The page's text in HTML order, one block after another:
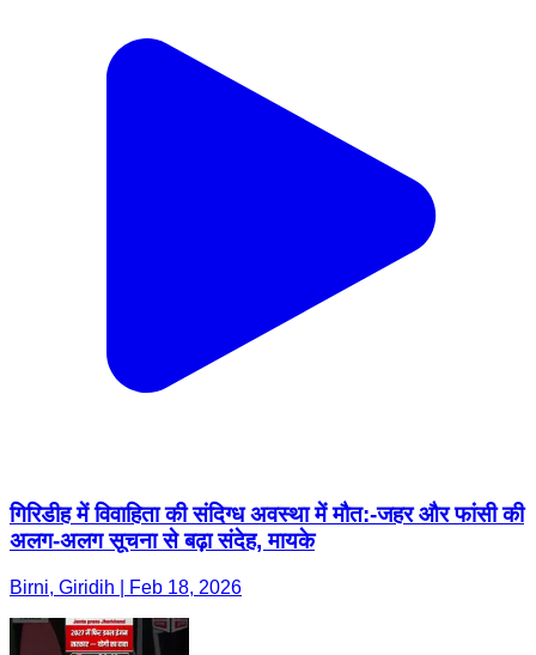
गिरिडीह में विवाहिता की संदिग्ध अवस्था में मौत:-जहर और फांसी की
अलग-अलग सूचना से बढ़ा संदेह, मायके
Birni, Giridih | Feb 18, 2026